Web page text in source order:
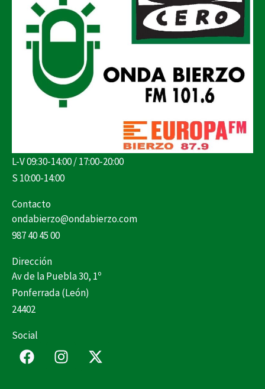
L-V 09:30-14:00 / 17:00-20:00
S 10:00-14:00
Contacto
ondabierzo@ondabierzo.com
987 40 45 00
Dirección
Av de la Puebla 30, 1º
Ponferrada (León)
24402
Social
F
a
I
n
X
-